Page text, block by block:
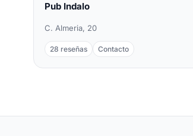
Pub Indalo
C. Almeria, 20
28 reseñas Contacto